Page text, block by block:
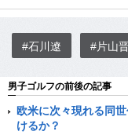
#石川遼 #片山
男子ゴルフの前後の記事
欧米に次々現れる同
けるか？